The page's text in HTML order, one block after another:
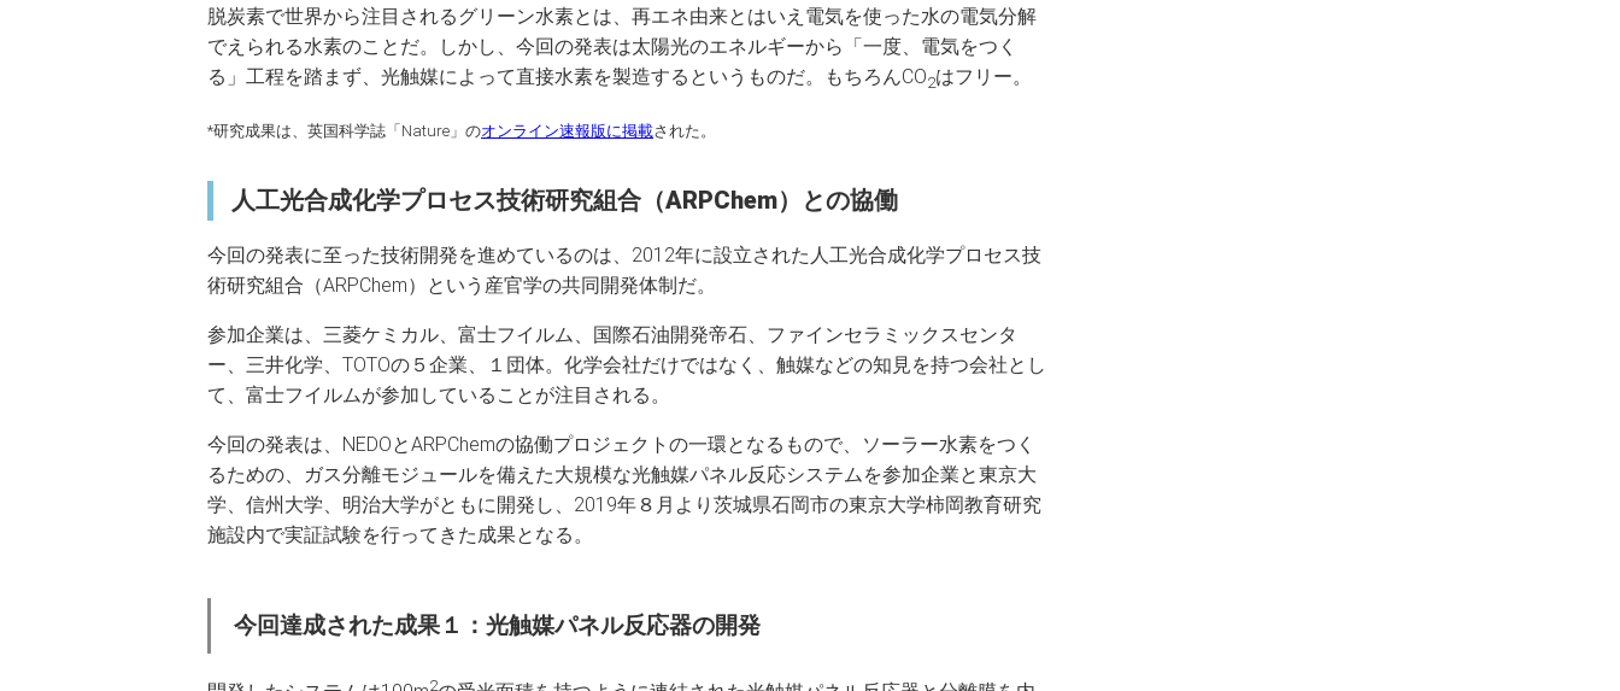
脱炭素で世界から注目されるグリーン水素とは、再エネ由来とはいえ電気を使った水の電気分解
でえられる水素のことだ。しかし、今回の発表は太陽光のエネルギーから「一度、電気をつく
る」工程を踏まず、光触媒によって直接水素を製造するというものだ。もちろんCO2はフリー。
*研究成果は、英国科学誌「Nature」のオンライン速報版に掲載された。
人工光合成化学プロセス技術研究組合（ARPChem）との協働
今回の発表に至った技術開発を進めているのは、2012年に設立された人工光合成化学プロセス技
術研究組合（ARPChem）という産官学の共同開発体制だ。
参加企業は、三菱ケミカル、富士フイルム、国際石油開発帝石、ファインセラミックスセンタ
ー、三井化学、TOTOの５企業、１団体。化学会社だけではなく、触媒などの知見を持つ会社とし
て、富士フイルムが参加していることが注目される。
今回の発表は、NEDOとARPChemの協働プロジェクトの一環となるもので、ソーラー水素をつく
るための、ガス分離モジュールを備えた大規模な光触媒パネル反応システムを参加企業と東京大
学、信州大学、明治大学がともに開発し、2019年８月より茨城県石岡市の東京大学柿岡教育研究
施設内で実証試験を行ってきた成果となる。
今回達成された成果１：光触媒パネル反応器の開発
2